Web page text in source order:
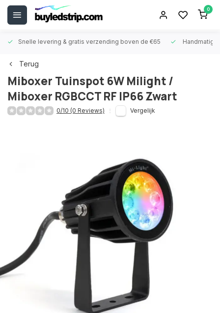
0
Snelle levering & gratis verzending boven de €65
Terug
Miboxer Tuinspot 6W Milight /
Miboxer RGBCCT RF IP66 Zwart
0/10 (0 Reviews) Vergelijk